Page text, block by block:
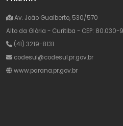
Av. João Gualberto, 530/570
Alto da Glória - Curitiba - CEP: 80.030-
(41) 3219-8131
codesul@codesul.pr.gov.br
www.parana.pr.gov.br